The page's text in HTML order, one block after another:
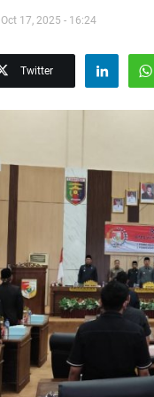
Oct 17, 2025 - 16:24
Twitter